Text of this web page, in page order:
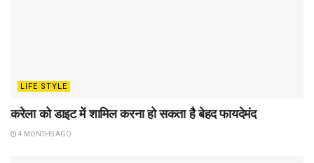
LIFE STYLE
करेला को डाइट में शामिल करना हो सकता है बेहद फायदेमंद
4 MONTHS AGO